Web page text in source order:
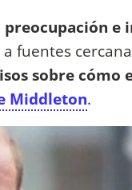
preocupación
fuentes
sobre cómo
Middleton.